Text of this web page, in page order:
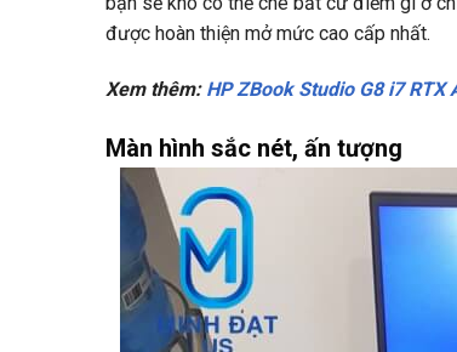
được hoàn thiện mở mức cao cấp nhất.
Xem thêm: HP ZBook Studio G8 i7 RTX
Màn hình sắc nét, ấn tượng